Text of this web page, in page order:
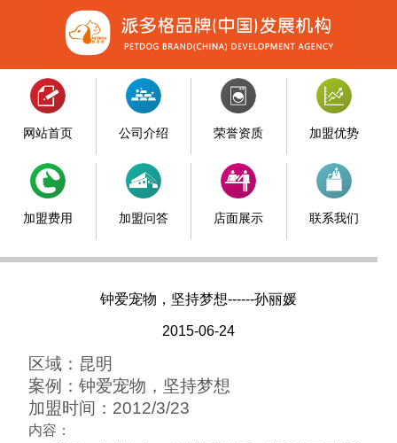
网站首页 公司介绍 荣誉资质 加盟优势
加盟费用 加盟问答 店面展示 联系我们
钟爱宠物，坚持梦想------孙丽媛
2015-06-24
区域：昆明
案例：钟爱宠物，坚持梦想
加盟时间： 2012/3/23
内容：